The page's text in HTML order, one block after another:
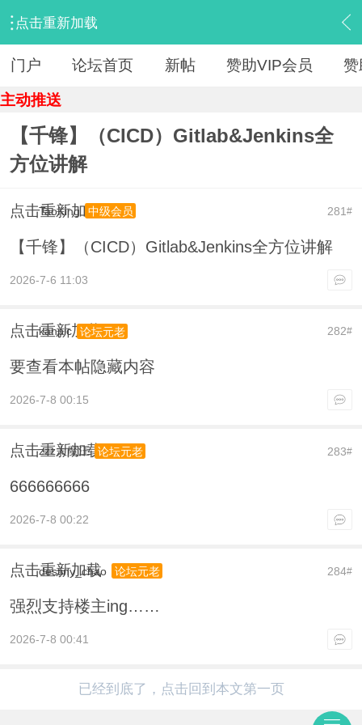
点击重新加载
› 【 资源区 】 › 『IT教程旧版』 › 内容
门户 论坛首页 新帖 赞助VIP会员 赞
主动推送
【千锋】（CICD）Gitlab&Jenkins全
方位讲解
点击重新加载 281#
TaoKing 中级会员
【千锋】（CICD）Gitlab&Jenkins全方位讲解
2026-7-6 11:03
点击重新加载 282#
kanpic 论坛元老
要查看本帖隐藏内容
2026-7-8 00:15
点击重新加载 283#
zzz大魔汪 论坛元老
666666666
2026-7-8 00:22
点击重新加载 284#
destiny_chao 论坛元老
强烈支持楼主ing……
2026-7-8 00:41
已经到底了，点击回到本文第一页